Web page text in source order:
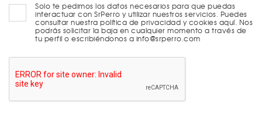
Solo te pedimos los datos necesarios para que puedas
interactuar con SrPerro y utilizar nuestros servicios. Puedes
consultar nuestra política de privacidad y cookies aquí. Nos
podrás solicitar la baja en cualquier momento a través de
tu perfil o escribiéndonos a info@srperro.com